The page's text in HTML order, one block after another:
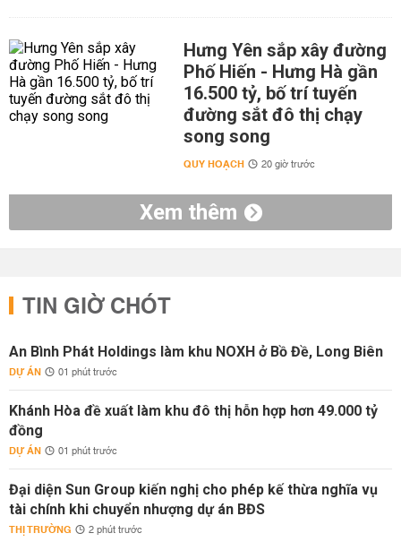
Hưng Yên sắp xây đường
Phố Hiến - Hưng Hà gần
16.500 tỷ, bố trí tuyến
đường sắt đô thị chạy
song song
QUY HOẠCH 20 giờ trước
Xem thêm
TIN GIỜ CHÓT
An Bình Phát Holdings làm khu NOXH ở Bồ Đề, Long Biên
DỰ ÁN 01 phút trước
Khánh Hòa đề xuất làm khu đô thị hỗn hợp hơn 49.000 tỷ
đồng
DỰ ÁN 01 phút trước
Đại diện Sun Group kiến nghị cho phép kế thừa nghĩa vụ
tài chính khi chuyển nhượng dự án BĐS
THỊ TRƯỜNG 2 phút trước